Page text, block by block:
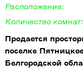
Расположение:
Количество комнат:
Продается
поселке
Белгородской